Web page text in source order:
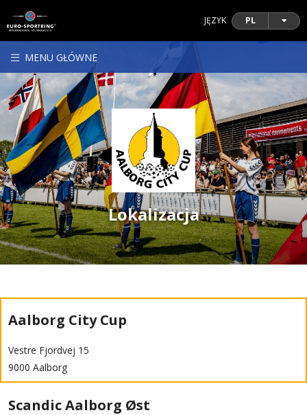
JĘZYK PL
MENU GŁÓWNE
Lokalizacja
Aalborg City Cup
Vestre Fjordvej 15
9000 Aalborg
Scandic Aalborg Øst